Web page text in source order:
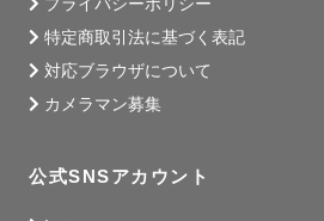
特定商取引法に基づく表記
対応ブラウザについて
カメラマン募集
公式SNSアカウント